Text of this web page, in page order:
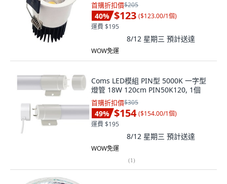
首購折扣價$205
40% $123 ($123.00/1個)
運費 $195
8/12 星期三 預計送達
WOW免運
Coms LED模組 PIN型 5000K 一字型
燈管 18W 120cm PIN50K120, 1個
首購折扣價$305
49% $154 ($154.00/1個)
運費 $195
8/12 星期三 預計送達
WOW免運
(1)